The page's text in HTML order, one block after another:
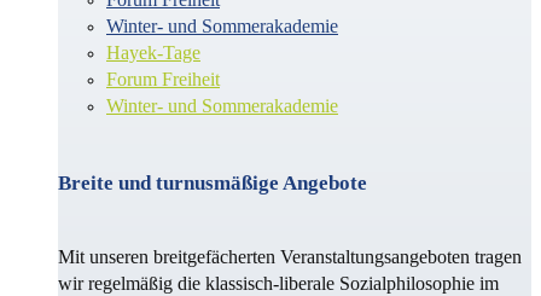
Winter- und Sommerakademie
Hayek-Tage
Forum Freiheit
Winter- und Sommerakademie
Breite und turnusmäßige Angebote
Mit unseren breitgefächerten Veranstaltungsangeboten tragen
wir regelmäßig die klassisch-liberale Sozialphilosophie im